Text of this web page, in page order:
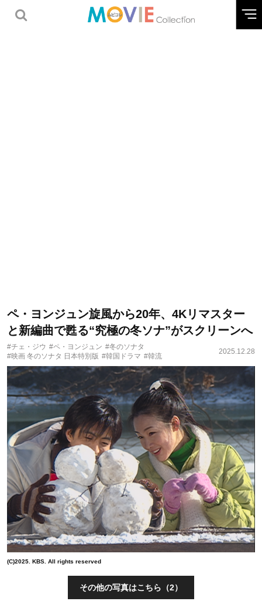
ペ・ヨンジュン旋風から20年、4Kリマスター
と新編曲で甦る“究極の冬ソナ”がスクリーンへ
#チェ・ジウ #ペ・ヨンジュン #冬のソナタ
#映画 冬のソナタ 日本特別版 #韓国ドラマ #韓流
2025.12.28
(C)2025. KBS. All rights reserved
その他の写真はこちら（2）